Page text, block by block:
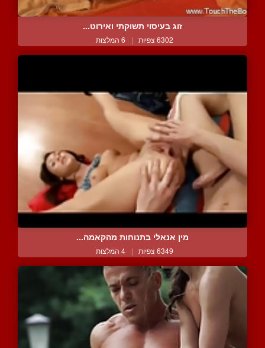
זוג בעיסוי תשוקתי ואירוט...
6302 צפיות | 6 המלצות
מין אנאלי בתנוחות מהקאמה...
6349 צפיות | 4 המלצות